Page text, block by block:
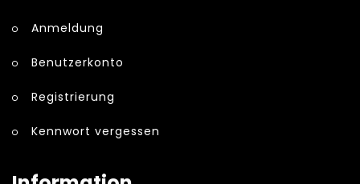
Anmeldung
Benutzerkonto
Registrierung
Kennwort vergessen